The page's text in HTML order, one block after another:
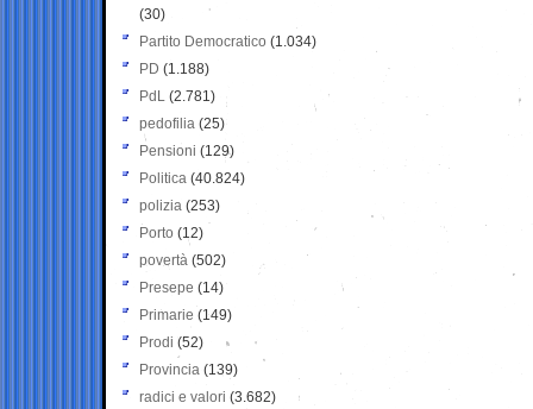
(30)
Partito Democratico (1.034)
PD (1.188)
PdL (2.781)
pedofilia (25)
Pensioni (129)
Politica (40.824)
polizia (253)
Porto (12)
povertà (502)
Presepe (14)
Primarie (149)
Prodi (52)
Provincia (139)
radici e valori (3.682)